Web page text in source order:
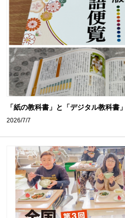
「紙の教科書」と「デジタル教科書
2026/7/7